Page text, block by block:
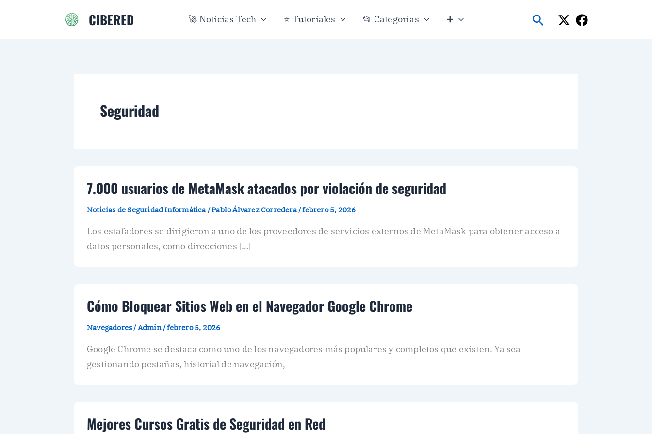
contenido
CIBERED 🚀 Noticias Tech ⭐ Tutoriales 📂 Categorías ➕ Buscar
Seguridad
7.000 usuarios de MetaMask atacados por violación de seguridad
Noticias de Seguridad Informática/Pablo Álvarez Corredera/febrero 5, 2026
Los estafadores se dirigieron a uno de los proveedores de servicios externos de MetaMask para obtener acceso a
datos personales, como direcciones […]
Cómo Bloquear Sitios Web en el Navegador Google Chrome
Navegadores /Admin /febrero 5, 2026
Google Chrome se destaca como uno de los navegadores más populares y completos que existen. Ya sea
gestionando pestañas, historial de navegación,
Mejores Cursos Gratis de Seguridad en Red